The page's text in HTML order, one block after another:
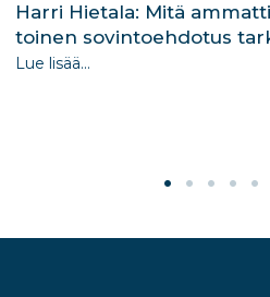
Harri Hietala: Mitä
toinen sovintoehdotus
Lue lisää...